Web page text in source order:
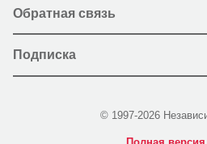
Обратная связь
Подписка
© 1997-2026